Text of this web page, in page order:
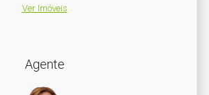
Ver Imóveis
Agente